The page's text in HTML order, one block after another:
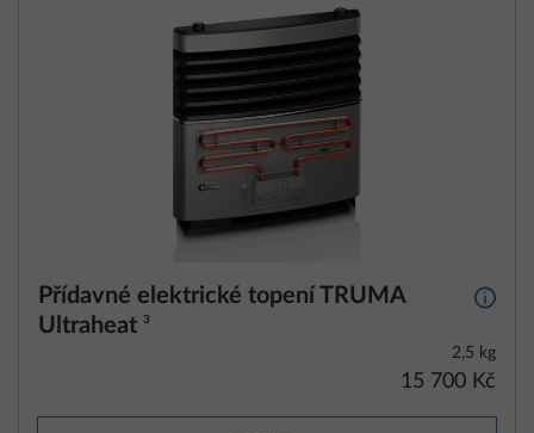
Přídavné elektrické topení TRUMA
Ultraheat 3
Další
2,5 kg
15 700 Kč